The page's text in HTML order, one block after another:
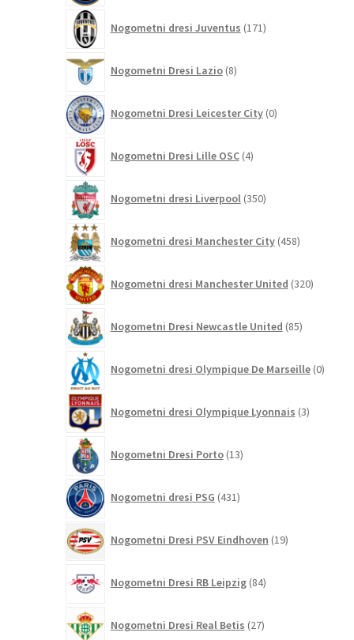
Nogometni dresi Juventus 171izdelkov
Nogometni Dresi Lazio 8izdelkov
Nogometni Dresi Leicester City 0izdelkov
Nogometni Dresi Lille OSC 4izdelki
Nogometni dresi Liverpool 350izdelkov
Nogometni dresi Manchester City 458izdelkov
Nogometni dresi Manchester United 320izdelkov
Nogometni Dresi Newcastle United 85izdelkov
Nogometni dresi Olympique De Marseille 0
Nogometni dresi Olympique Lyonnais 3izdelki
Nogometni Dresi Porto 13izdelkov
Nogometni dresi PSG 431izdelkov
Nogometni Dresi PSV Eindhoven 19izdelkov
Nogometni Dresi RB Leipzig 84izdelkov
Nogometni Dresi Real Betis 27izdelkov